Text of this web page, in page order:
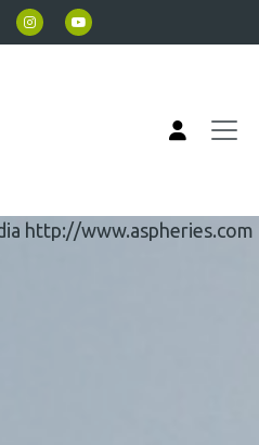
http://www.aspheries.com